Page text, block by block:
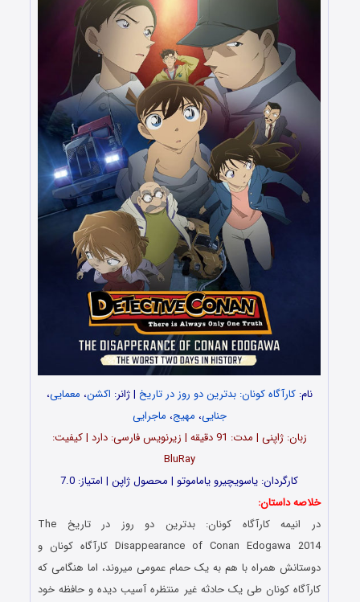
نام:کارآگاه کونان: بدترین دو روز در تاریخ | ژانر: اکشن، معمایی،
جنایی، مهیج، ماجرایی
زبان: ژاپنی | مدت‌: 91 دقیقه | زیرنویس فارسی: دارد | کیفیت:
BluRay
کارگردان: یاسویچیرو یاماموتو | محصول ژاپن | امتیاز: 7.0
خلاصه داستان:
در انیمهکارآگاه کونان: بدترین دو روز در تاریخ The
Disappearance of Conan Edogawa 2014 کارآگاه کونان و
دوستانش همراه با هم به یک حمام عمومی می‎روند، اما هنگامی که
کارآگاه کونان طی یک حادثه غیر منتظره آسیب دیده و حافظه خود